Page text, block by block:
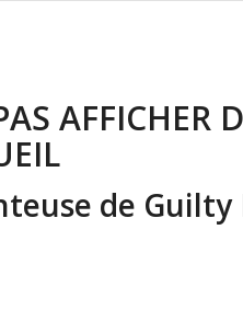
AFFICHER
de